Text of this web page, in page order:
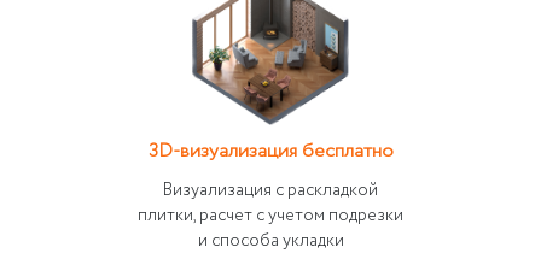
3D-визуализация бесплатно
Визуализация с раскладкой
плитки, расчет с учетом подрезки
и способа укладки